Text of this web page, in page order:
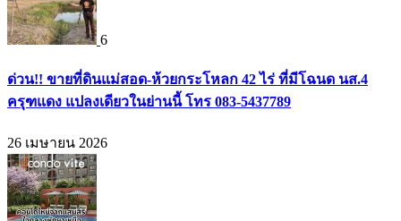
6
ด่วน!! ขายที่ดินแม่สอด-ห้วยกระโหลก 42 ไร่ ที่มีโฉนด นส.4
ครุฑแดง แปลงเดียวในย่านนี้ โทร 083-5437789
26 เมษายน 2026